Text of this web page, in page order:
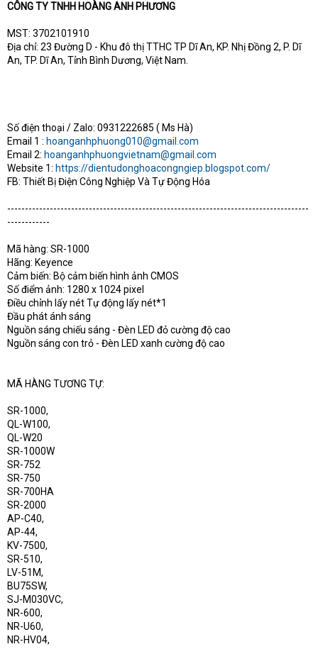
CÔNG TY TNHH HOÀNG ANH PHƯƠNG
MST: 3702101910
Địa chỉ: 23 Đường D - Khu đô thị TTHC TP Dĩ An, KP. Nhị Đồng 2, P. Dĩ
An, TP. Dĩ An, Tỉnh Bình Dương, Việt Nam.
Số điện thoại / Zalo: 0931222685 ( Ms Hà)
Email 1 : hoanganhphuong010@gmail.com
Email 2: hoanganhphuongvietnam@gmail.com
Website 1: https://dientudonghoacongngiep.blogspot.com/
FB: Thiết Bị Điện Công Nghiệp Và Tự Động Hóa
-------------------------------------------------------------------------------------
------------
Mã hàng: SR-1000
Hãng: Keyence
Cảm biến: Bộ cảm biến hình ảnh CMOS
Số điểm ảnh: 1280 x 1024 pixel
Điều chỉnh lấy nét Tự động lấy nét*1
Đầu phát ánh sáng
Nguồn sáng chiếu sáng - Đèn LED đỏ cường độ cao
Nguồn sáng con trỏ - Đèn LED xanh cường độ cao
MÃ HÀNG TƯƠNG TỰ:
SR-1000,
QL-W100,
QL-W20
SR-1000W
SR-752
SR-750
SR-700HA
SR-2000
AP-C40,
AP-44,
KV-7500,
SR-510,
LV-51M,
BU75SW,
SJ-M030VC,
NR-600,
NR-U60,
NR-HV04,